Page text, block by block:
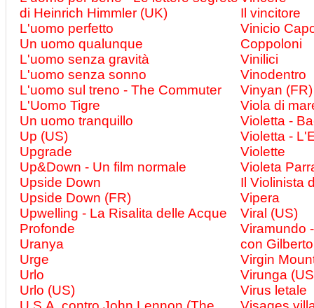
di Heinrich Himmler (UK)
L'uomo perfetto
Un uomo qualunque
L'uomo senza gravità
L'uomo senza sonno
L'uomo sul treno - The Commuter
L'Uomo Tigre
Un uomo tranquillo
Up (US)
Upgrade
Up&Down - Un film normale
Upside Down
Upside Down (FR)
Upwelling - La Risalita delle Acque
Profonde
Uranya
Urge
Urlo
Urlo (US)
Il vincitore
Vinicio
Coppoloni
Vinilici
Vinodentro
Vinyan (FR)
Viola di
Violetta -
Violetta -
Violette
Violeta
Il Violinista
Vipera
Viral (US)
Viramundo
con
Virgin
Virunga
Virus letale